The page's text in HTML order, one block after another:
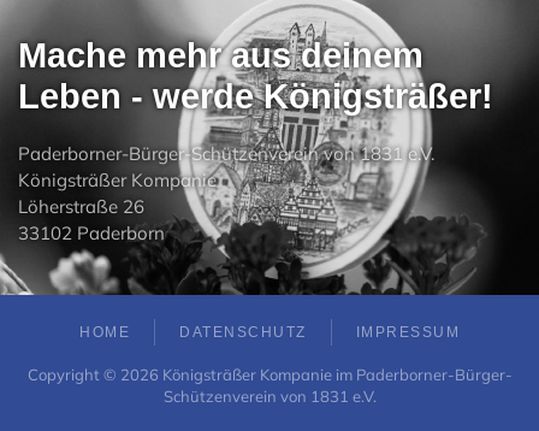
Mache mehr aus deinem
Leben - werde Königsträßer!
Paderborner-Bürger-Schützenverein von 1831 e.V.
Königsträßer Kompanie
Löherstraße 26
33102 Paderborn
HOME DATENSCHUTZ IMPRESSUM
Copyright © 2026 Königsträßer Kompanie im Paderborner-Bürger-
Schützenverein von 1831 e.V.